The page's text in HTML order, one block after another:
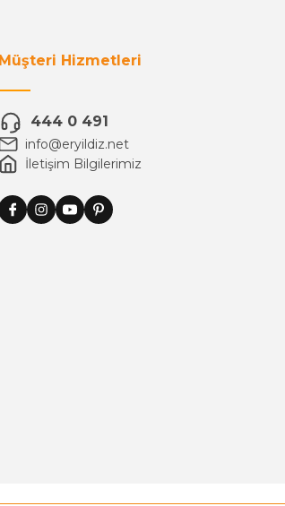
Müşteri Hizmetleri
444 0 491
info@eryildiz.net
İletişim Bilgilerimiz